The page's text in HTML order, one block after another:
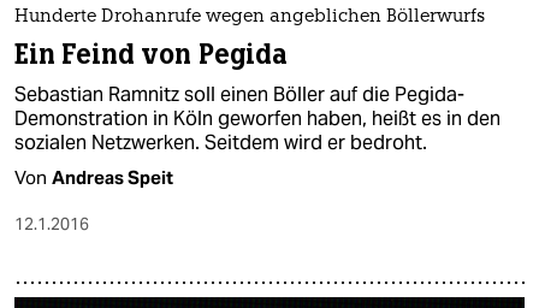
epaper login
Hunderte Drohanrufe wegen angeblichen Böllerwurfs
Ein Feind von Pegida
Sebastian Ramnitz soll einen Böller auf die Pegida-
Demonstration in Köln geworfen haben, heißt es in den
sozialen Netzwerken. Seitdem wird er bedroht.
Von Andreas Speit
12.1.2016